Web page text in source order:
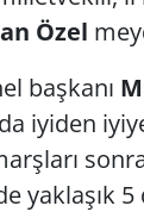
Özel
başkanı
iyiden
yaklaşık